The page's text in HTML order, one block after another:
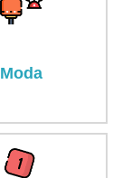
Moda